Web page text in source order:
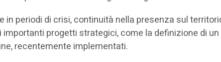
periodi di crisi, continuità nella presenza sul
progetti strategici, come la definizione di un
recentemente implementati.